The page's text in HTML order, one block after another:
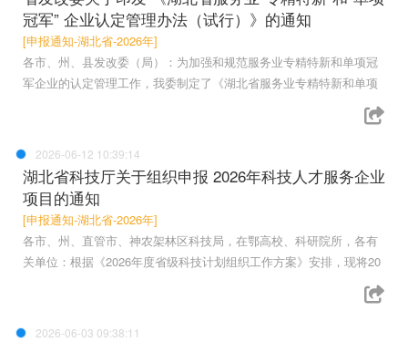
冠军” 企业认定管理办法（试行）》的通知
[申报通知-湖北省-2026年]
各市、州、县发改委（局）：为加强和规范服务业专精特新和单项冠
军企业的认定管理工作，我委制定了《湖北省服务业专精特新和单项
2026-06-12 10:39:14
湖北省科技厅关于组织申报 2026年科技人才服务企业
项目的通知
[申报通知-湖北省-2026年]
各市、州、直管市、神农架林区科技局，在鄂高校、科研院所，各有
关单位：根据《2026年度省级科技计划组织工作方案》安排，现将20
2026-06-03 09:38:11